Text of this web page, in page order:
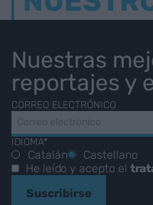
Nuestras
reportajes y
CORREO ELECTRÓNICO
IDIOMA*
Catalán
Castellano
He leído y acepto el
Suscribirse